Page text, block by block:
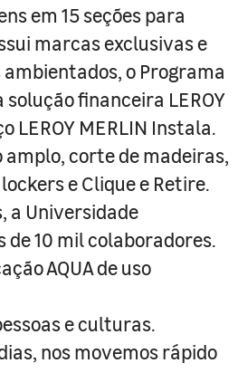
em 15 seções para
marcas exclusivas e
o Programa
solução financeira LEROY
LEROY MERLIN Instala.
corte de madeiras,
e Clique e Retire.
a Universidade
10 mil colaboradores.
AQUA de uso
e culturas.
nos movemos rápido